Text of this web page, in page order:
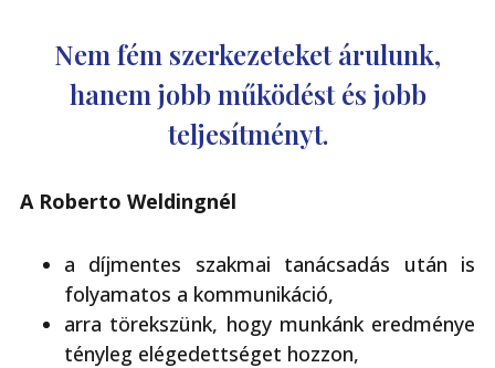
Nem fém szerkezeteket árulunk,
hanem jobb működést és jobb
teljesítményt.
A Roberto Weldingnél
a díjmentes szakmai tanácsadás után is
folyamatos a kommunikáció,
arra törekszünk, hogy munkánk eredménye
tényleg elégedettséget hozzon,